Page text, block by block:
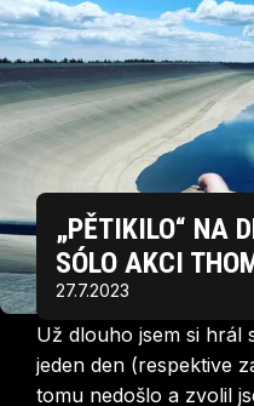
„PĚTIKILO“ NA
SÓLO AKCI
27.7.2023
Už dlouho jsem si hrál
jeden den (respektive
tomu nedošlo a zvolil